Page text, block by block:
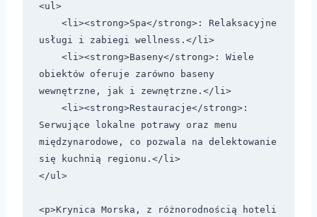
<ul>
usługi i zabiegi wellness.</li>
obiektów oferuje zarówno baseny
wewnętrzne, jak i zewnętrzne.</li>
Serwujące lokalne potrawy oraz menu
międzynarodowe, co pozwala na delektowanie
się kuchnią regionu.</li>
</ul>
<p>Krynica Morska, z różnorodnością hoteli